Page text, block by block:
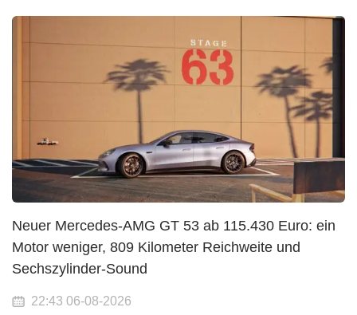
Neuer Mercedes-AMG GT 53 ab 115.430 Euro: ein
Motor weniger, 809 Kilometer Reichweite und
Sechszylinder-Sound
22:43 06-08-2026